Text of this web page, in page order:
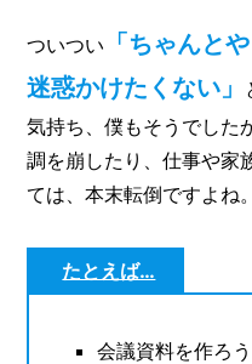
ついつい
「ちゃんと
迷惑かけたくない」
気持ち、僕もそうでした
調を崩したり、仕事や家
ては、本末転倒ですよね。
たとえば…
会議資料を作ろ